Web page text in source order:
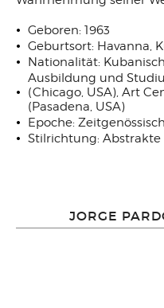
Geboren: 1963
Geburtsort: Havanna,
Nationalität:
Ausbildung und
(Chicago, USA), Art
(Pasadena, USA)
Epoche:
Stilrichtung: Abstrakte
JORGE